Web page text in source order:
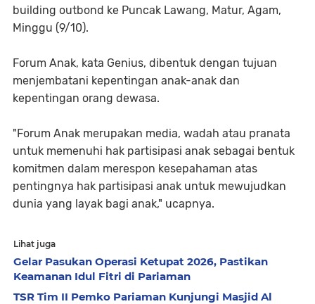
building outbond ke Puncak Lawang, Matur, Agam,
Minggu (9/10).
Forum Anak, kata Genius, dibentuk dengan tujuan
menjembatani kepentingan anak-anak dan
kepentingan orang dewasa.
"Forum Anak merupakan media, wadah atau pranata
untuk memenuhi hak partisipasi anak sebagai bentuk
komitmen dalam merespon kesepahaman atas
pentingnya hak partisipasi anak untuk mewujudkan
dunia yang layak bagi anak," ucapnya.
Lihat juga
Gelar Pasukan Operasi Ketupat 2026, Pastikan
Keamanan Idul Fitri di Pariaman
TSR Tim II Pemko Pariaman Kunjungi Masjid Al